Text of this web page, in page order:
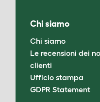
Chi siamo
Chi siamo
Le recensioni dei
clienti
Ufficio stampa
GDPR Statement